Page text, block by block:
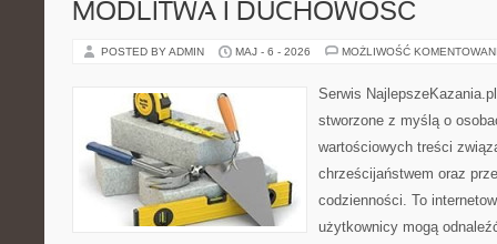
MODLITWA I DUCHOWOŚĆ
POSTED BY ADMIN MAJ - 6 - 2026 MOŻLIWOŚĆ
Serwis
stworzone z myślą o
wartościowych treści
chrześcijaństwem oraz
codzienności. To
użytkownicy mogą